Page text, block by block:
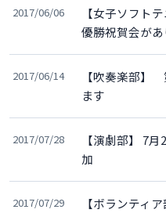
2017/06/06
【女子ソフト
優勝祝賀会が
2017/06/14
【吹奏楽部】
ます
2017/07/28
【演劇部】 7
加
2017/07/29
【ボランティ